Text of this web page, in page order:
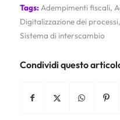
Tags: Adempimenti fiscali,
Digitalizzazione dei processi,
Sistema di interscambio
Condividi questo